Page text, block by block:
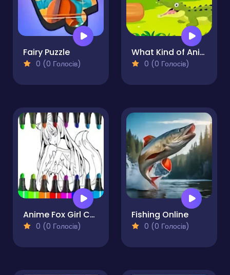
Fairy Puzzle
0 (0 Голосів)
What Kind of Animal is This
0 (0 Голосів)
Anime Fox Girl Cute Coloring Pages
0 (0 Голосів)
Fishing Online
0 (0 Голосів)